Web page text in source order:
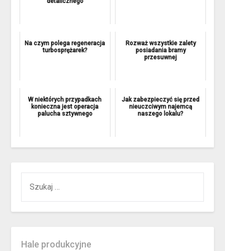
Na czym polega regeneracja
turbosprężarek?
Rozważ wszystkie zalety
posiadania bramy
przesuwnej
W niektórych przypadkach
konieczna jest operacja
palucha sztywnego
Jak zabezpieczyć się przed
nieuczciwym najemcą
naszego lokalu?
Hale produkcyjne